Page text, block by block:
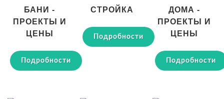
БАНИ -
ПРОЕКТЫ И
ЦЕНЫ
Подробности
СТРОЙКА
Подробности
ДОМА -
ПРОЕКТЫ И
ЦЕНЫ
Подробности